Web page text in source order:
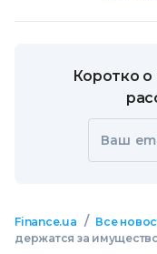
Коротко о
Ваш
Finance.ua / Все
держатся за